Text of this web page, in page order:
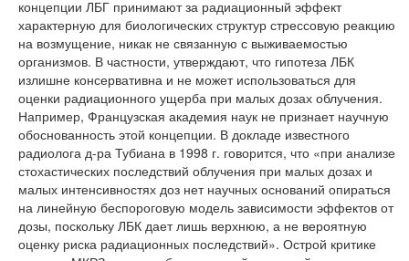
концепции ЛБГ принимают за радиационный эффект
характерную для биологических структур стрессовую реакцию
на возмущение, никак не связанную с выживаемостью
организмов. В частности, утверждают, что гипотеза ЛБК
излишне консервативна и не может использоваться для
оценки радиационного ущерба при малых дозах облучения.
Например, Французская академия наук не признает научную
обоснованность этой концепции. В докладе известного
радиолога д-ра Тубиана в 1998 г. говорится, что «при анализе
стохастических последствий облучения при малых дозах и
малых интенсивностях доз нет научных оснований опираться
на линейную беспороговую модель зависимости эффектов от
дозы, поскольку ЛБК дает лишь верхнюю, а не вероятную
оценку риска радиационных последствий». Острой критике